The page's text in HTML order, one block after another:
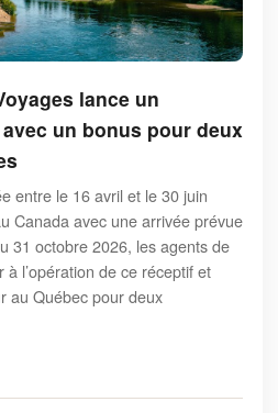
lance un
un bonus pour deux
entre le 16 avril et le 30 juin
Canada avec une arrivée prévue
31 octobre 2026, les agents de
l’opération de ce réceptif et
au Québec pour deux